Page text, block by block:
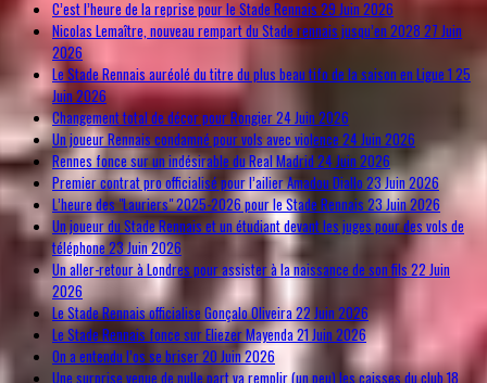
C’est l’heure de la reprise pour le Stade Rennais 29 Juin 2026
Nicolas Lemaître, nouveau rempart du Stade rennais jusqu’en 2028 27 Juin
2026
Le Stade Rennais auréolé du titre du plus beau tifo de la saison en Ligue 1 25
Juin 2026
Changement total de décor pour Rongier24 Juin 2026
Un joueur Rennais condamné pour vols avec violence 24 Juin 2026
Rennes fonce sur un indésirable du Real Madrid24 Juin 2026
Premier contrat pro officialisé pour l’ailier Amadou Diallo 23 Juin 2026
L’heure des "Lauriers" 2025-2026 pour le Stade Rennais 23 Juin 2026
Un joueur du Stade Rennais et un étudiant devant les juges pour des vols de
téléphone 23 Juin 2026
Un aller-retour à Londres pour assister à la naissance de son fils22 Juin
2026
Le Stade Rennais officialise Gonçalo Oliveira22 Juin 2026
Le Stade Rennais fonce sur Eliezer Mayenda21 Juin 2026
On a entendu l’os se briser20 Juin 2026
Une surprise venue de nulle part va remplir (un peu) les caisses du club18